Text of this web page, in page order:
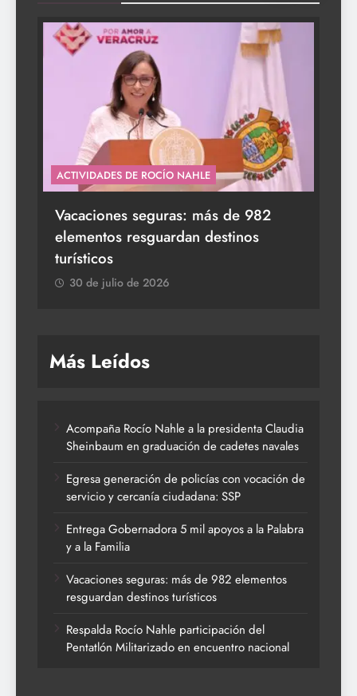
ACTIVIDADES DE ROCÍO NAHLE
Vacaciones seguras: más de 982
elementos resguardan destinos
turísticos
30 de julio de 2026
Más Leídos
Acompaña Rocío Nahle a la presidenta Claudia
Sheinbaum en graduación de cadetes navales
Egresa generación de policías con vocación de
servicio y cercanía ciudadana: SSP
Entrega Gobernadora 5 mil apoyos a la Palabra
y a la Familia
Vacaciones seguras: más de 982 elementos
resguardan destinos turísticos
Respalda Rocío Nahle participación del
Pentatlón Militarizado en encuentro nacional